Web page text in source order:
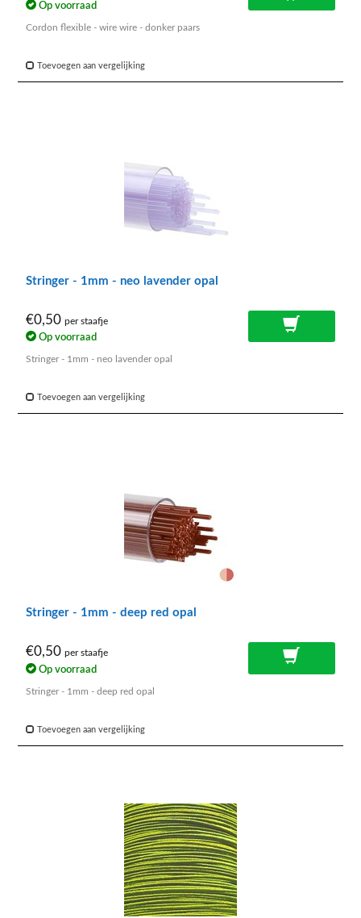
Op voorraad
Cordon flexible - wire wire - donker paars
Toevoegen aan vergelijking
Stringer - 1mm - neo lavender opal
€0,50 per staafje
Op voorraad
Stringer - 1mm - neo lavender opal
Toevoegen aan vergelijking
Stringer - 1mm - deep red opal
€0,50 per staafje
Op voorraad
Stringer - 1mm - deep red opal
Toevoegen aan vergelijking